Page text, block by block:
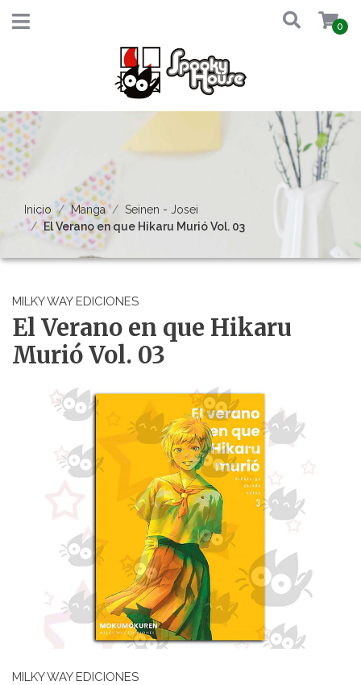
0
Inicio Manga
Seinen - Josei
El Verano en que Hikaru Murió Vol. 03
MILKY WAY EDICIONES
El Verano en que Hikaru
Murió Vol. 03
MILKY WAY EDICIONES